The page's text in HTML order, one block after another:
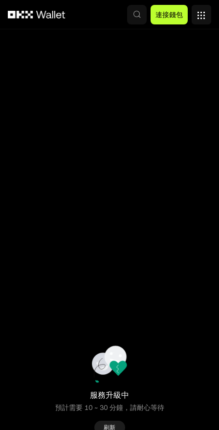
連接錢包
服務升級中
預計需要 10 ~ 30 分鐘，請耐心等待
刷新